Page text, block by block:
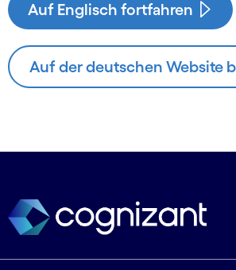
Auf Englisch fortfahren
Auf der deutschen Website